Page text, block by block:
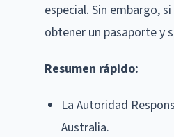
especial. Sin embargo,
obtener un pasaporte y
Resumen rápido:
La Autoridad
Australia.